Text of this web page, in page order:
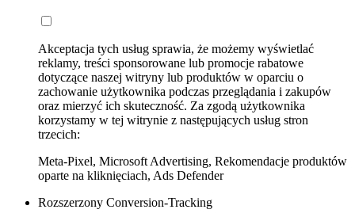
Akceptacja tych usług sprawia, że możemy wyświetlać
reklamy, treści sponsorowane lub promocje rabatowe
dotyczące naszej witryny lub produktów w oparciu o
zachowanie użytkownika podczas przeglądania i zakupów
oraz mierzyć ich skuteczność. Za zgodą użytkownika
korzystamy w tej witrynie z następujących usług stron
trzecich:
Meta-Pixel, Microsoft Advertising, Rekomendacje produktów
oparte na kliknięciach, Ads Defender
Rozszerzony Conversion-Tracking